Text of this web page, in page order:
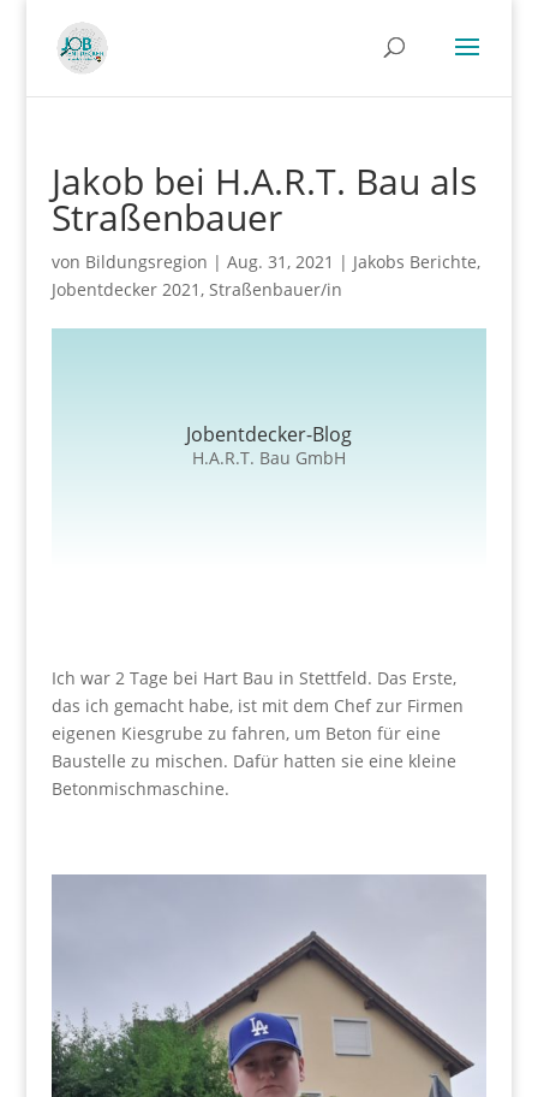
Jakob bei H.A.R.T. Bau als
Straßenbauer
von Bildungsregion | Aug. 31, 2021 | Jakobs Berichte,
Jobentdecker 2021, Straßenbauer/in
Jobentdecker-Blog
H.A.R.T. Bau GmbH
Ich war 2 Tage bei Hart Bau in Stettfeld. Das Erste,
das ich gemacht habe, ist mit dem Chef zur Firmen
eigenen Kiesgrube zu fahren, um Beton für eine
Baustelle zu mischen. Dafür hatten sie eine kleine
Betonmischmaschine.